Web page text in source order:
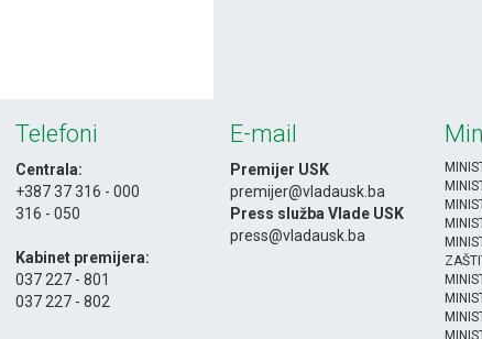
Telefoni
Centrala:
+387 37 316 - 000
316 - 050
Kabinet premijera:
037 227 - 801
037 227 - 802
E-mail
Premijer USK
premijer@vladausk.ba
Press služba Vlade USK
press@vladausk.ba